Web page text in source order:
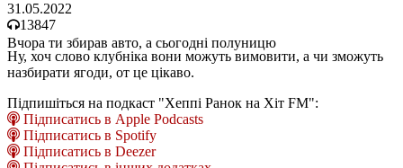
31.05.2022
13847
Вчора ти збирав авто, а сьогодні полуницю
Ну, хоч слово клубніка вони можуть вимовити, а чи зможуть
назбирати ягоди, от це цікаво.
Підпишіться на подкаст "Хеппі Ранок на Хіт FM":
Підписатись в Apple Podcasts
Підписатись в Spotify
Підписатись в Deezer